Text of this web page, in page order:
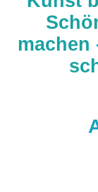
machen